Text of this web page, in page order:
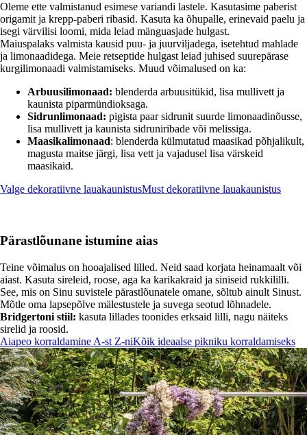
Oleme ette valmistanud esimese variandi lastele. Kasutasime paberist
origamit ja krepp-paberi ribasid. Kasuta ka õhupalle, erinevaid paelu ja
isegi värvilisi loomi, mida leiad mänguasjade hulgast.
Maiuspalaks valmista kausid puu- ja juurviljadega, isetehtud mahlade
ja limonaadidega. Meie retseptide hulgast leiad juhised suurepärase
kurgilimonaadi valmistamiseks. Muud võimalused on ka:
Arbuusilimonaad: blenderda arbuusitükid, lisa mullivett ja
kaunista piparmündioksaga.
Sidrunlimonaad: pigista paar sidrunit suurde limonaadinõusse,
lisa mullivett ja kaunista sidruniribade või melissiga.
Maasikalimonaad: blenderda külmutatud maasikad põhjalikult,
magusta maitse järgi, lisa vett ja vajadusel lisa värskeid
maasikaid.
Valge dekoratiivne lauakaunistusMust dekoratiivne lauakaunistus
Pärastlõunane istumine aias
Teine võimalus on hooajalised lilled. Neid saad korjata heinamaalt või
aiast. Kasuta sireleid, roose, aga ka karikakraid ja siniseid rukkililli.
See, mis on Sinu suvistele pärastlõunatele omane, sõltub ainult Sinust.
Mõtle oma lapsepõlve mälestustele ja suvega seotud lõhnadele.
Bridgertoni stiil: kasuta lillades toonides erksaid lilli, nagu näiteks
sirelid ja roosid.
Aiapeo korraldamine A-st Z-niKõik ideaalse pikniku korraldamiseks